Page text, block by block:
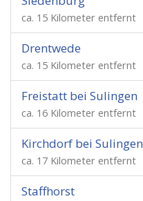
ca. 15 Kilometer entfernt
Drentwede
ca. 15 Kilometer entfernt
Freistatt bei Sulingen
ca. 16 Kilometer entfernt
Kirchdorf bei Sulingen
ca. 17 Kilometer entfernt
Staffhorst